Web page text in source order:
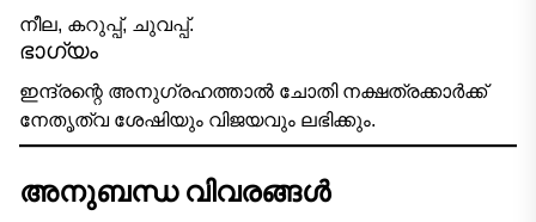
നീല, കറുപ്പ്, ചുവപ്പ്.
ഭാഗ്യം
ഇന്ദ്രന്റെ അനുഗ്രഹത്താൽ ചോതി നക്ഷത്രക്കാർക്ക്
നേതൃത്വ ശേഷിയും വിജയവും ലഭിക്കും.
അനുബന്ധ വിവരങ്ങൾ